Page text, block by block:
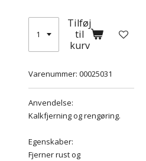
Tilføj
til
kurv
Varenummer: 00025031
Anvendelse:
Kalkfjerning og rengøring.
Egenskaber:
Fjerner rust og